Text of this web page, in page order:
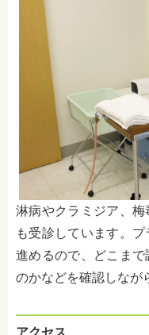
淋病やクラミジア、
も受診しています。
進めるので、どこま
のかなどを確認しなが